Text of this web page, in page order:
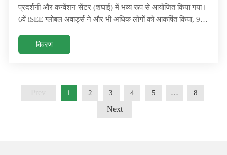
प्रदर्शनी और कन्वेंशन सेंटर (शंघाई) में भव्य रूप से आयोजित किया गया।
6वें iSEE ग्लोबल अवार्ड्स ने और भी अधिक लोगों को आकर्षित किया, 9
राष्ट्रीय प्रदर्शनी और कन्वेंशन सेंटर (शंघाई) में भव्य रूप से किया गया।
छठे iSEE ग्लोबल अवार्ड्स ने और भी अधिक लोगों को आकर्षित किया
विवरण
1 2 3 4 5 … 8
Next